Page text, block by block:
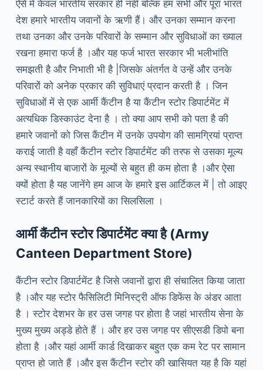
ऐसे में केवल भारतीय सरकार ही नहीं बल्कि हम सभी और पूरा भारत
देश हमारे भारतीय जवानों के ऋणी हैं। और उनका सम्मान करना
तथा उनका और उनके परिवारों के सम्मान और सुविधाओं का ख्याल
रखना हमारा फर्ज है ।और यह फर्ज भारत सरकार भी भलीभांति
समझती है और निभाती भी है |जिसके अंतर्गत वे उन्हें और उनके
परिवारों को अनेक प्रकार की सुविधाएं प्रदान करती है । जिन
सुविधाओं में से एक आर्मी कैंटीन है या कैंटीन स्टोर डिपार्टमेंट में
अत्यधिक डिस्काउंट देना है । तो क्या आप सभी को पता है की
हमारे जवानों को जिस कैंटीन में उनके उपयोग की सामग्रियां प्राप्त
कराई जाती है वहाँ कैंटीन स्टोर डिपार्टमेंट की तरफ से उसका मूल्य
अन्य स्थानीय बाजारों के मूल्यों से बहुत ही कम होता है ।और ऐसा
क्यों होता है यह जानेंगे हम आज के हमारे इस आर्टिकल में | तो आइए
स्टार्ट करते हैं जानकारियों का सिलसिला ।
आर्मी कैंटीन स्टोर डिपार्टमेंट क्या है (Army
Canteen Department Store)
कैंटीन स्टोर डिपार्टमेंट है जिसे जवानों द्वारा ही संचालित किया जाता
है ।और यह स्टोर फैसिलिटी मिनिस्ट्री ऑफ डिफेंस के अंडर आता
है । स्टोर देशभर के हर उस जगह पर होता है जहां भारतीय सेना के
मुख्य मुख्य अड्डे होते हैं । और हर उस जगह पर सीएसडी डिपो बना
होता है ।और यहां आर्मी कार्ड दिखाकर बहुत एक कम रेट पर सामान
प्राप्त हो जाते हैं ।और इस कैंटीन स्टोर की खासियत यह है कि यहां